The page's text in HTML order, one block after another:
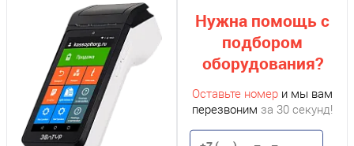
Нужна помощь с
подбором
оборудования?
Оставьте номер и мы вам
перезвоним за 30 секунд!